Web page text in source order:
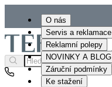
O nás
Servis a reklamace
Reklamní polepy
NOVINKY A BLOG
Záruční podmínky
Ke stažení